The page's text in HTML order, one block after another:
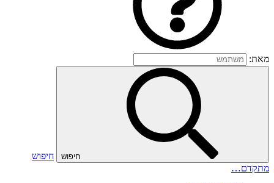
מאת:
חיפוש
חיפוש
מתקדם…